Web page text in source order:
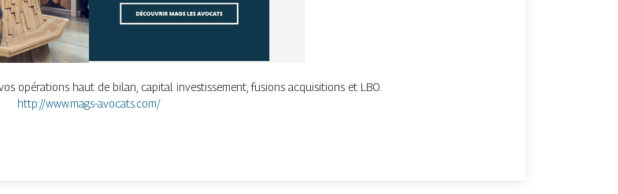
opérations haut de bilan, capital investissement, fusions acquisitions et LBO.
http://www.mags-avocats.com/